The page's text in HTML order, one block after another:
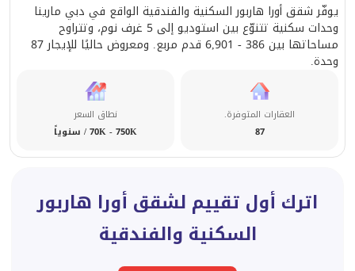
يوفّر شقق أورا هاربور السكنية والفندقية الواقع في دبي مارينا
وحدات سكنية تتنوّع بين استوديو إلى 5 غرف نوم، وتتراوح
مساحاتها بين 386 - 6,901 قدم مربع. ومعروض حاليًا للإيجار 87
وحدة.
العقارات المتوفرة.
87
نطاق السعر
70K - 750K / سنوياً
اترك أول تقييم لشقق أورا هاربور
السكنية والفندقية